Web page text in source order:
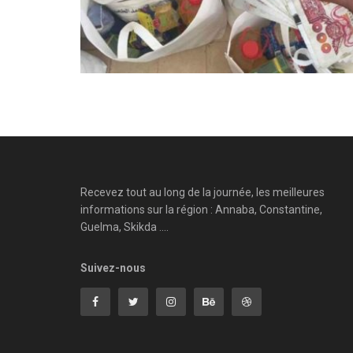
Recevez tout au long de la journée, les meilleures
informations sur la région : Annaba, Constantine,
Guelma, Skikda ....
Suivez-nous